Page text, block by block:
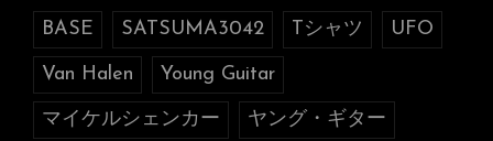
BASE SATSUMA3042 Tシャツ UFO
Van Halen Young Guitar
マイケルシェンカー ヤング・ギター